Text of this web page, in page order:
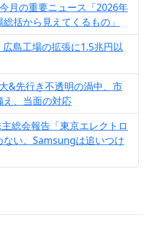
月の重要ニュース「2026年
括から見えてくるもの」
島工場の拡張に1.5兆円以
&先行き不透明の渦中、市
、当面の対応
総会報告「東京エレクトロ
ない。Samsungは追いつけ